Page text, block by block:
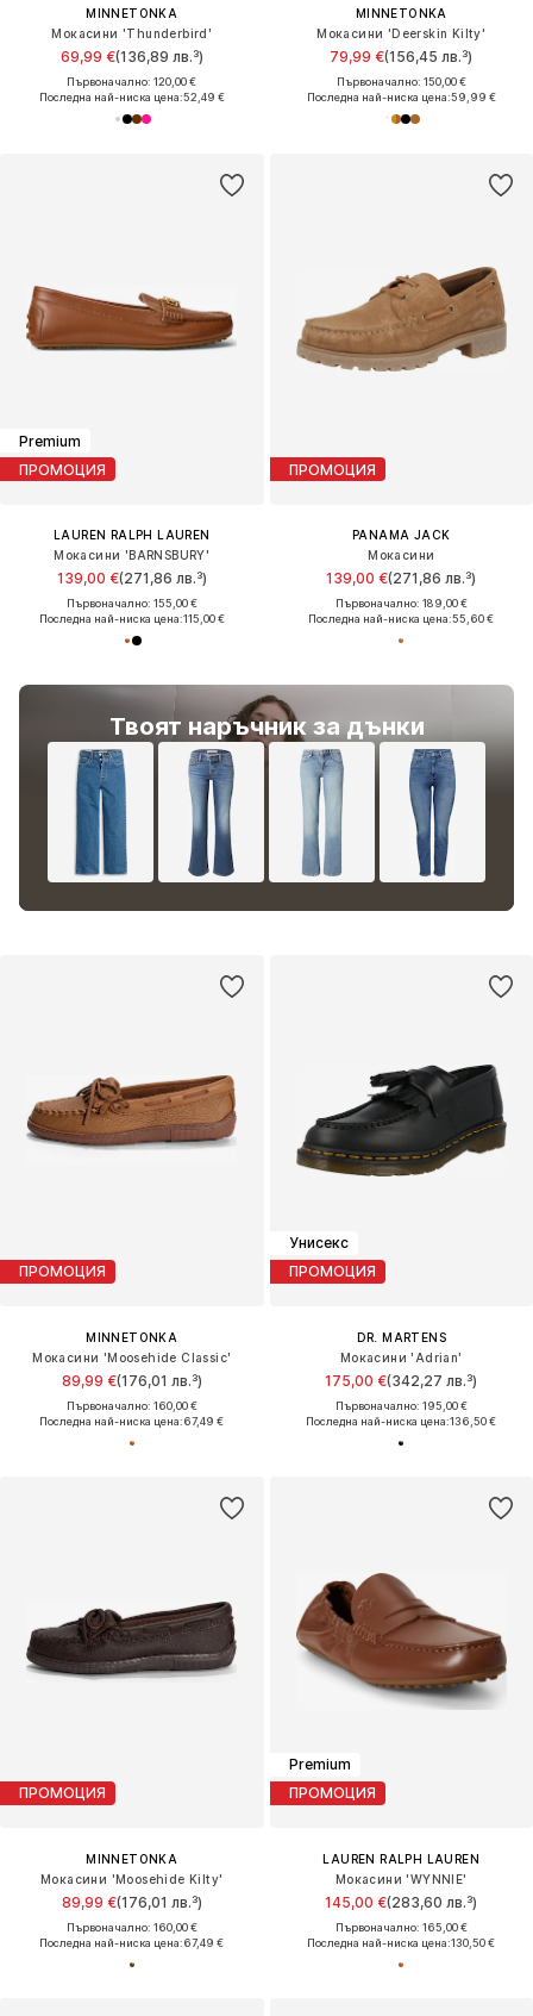
MINNETONKA
Мокасини 'Thunderbird'
69,99 €(136,89 лв.³)
Първоначално: 120,00 €
Последна най-ниска цена:52,49 €
MINNETONKA
Мокасини 'Deerskin Kilty'
79,99 €(156,45 лв.³)
Първоначално: 150,00 €
Последна най-ниска цена:59,99 €
Premium
ПРОМОЦИЯ
LAUREN RALPH LAUREN
Мокасини 'BARNSBURY'
139,00 €(271,86 лв.³)
Първоначално: 155,00 €
Последна най-ниска цена:115,00 €
ПРОМОЦИЯ
PANAMA JACK
Мокасини
139,00 €(271,86 лв.³)
Първоначално: 189,00 €
Последна най-ниска цена:55,60 €
Твоят наръчник за дънки
ПРОМОЦИЯ
MINNETONKA
Мокасини 'Moosehide Classic'
89,99 €(176,01 лв.³)
Първоначално: 160,00 €
Последна най-ниска цена:67,49 €
Унисекс
ПРОМОЦИЯ
DR. MARTENS
Мокасини 'Adrian'
175,00 €(342,27 лв.³)
Първоначално: 195,00 €
Последна най-ниска цена:136,50 €
ПРОМОЦИЯ
MINNETONKA
Мокасини 'Moosehide Kilty'
89,99 €(176,01 лв.³)
Първоначално: 160,00 €
Последна най-ниска цена:67,49 €
Premium
ПРОМОЦИЯ
LAUREN RALPH LAUREN
Мокасини 'WYNNIE'
145,00 €(283,60 лв.³)
Първоначално: 165,00 €
Последна най-ниска цена:130,50 €